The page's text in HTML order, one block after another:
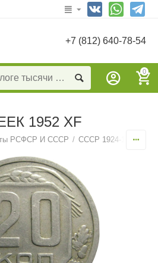
+7 (812) 640-78-54
0
1952 XF
РСФСР И СССР / СССР 1924-1957